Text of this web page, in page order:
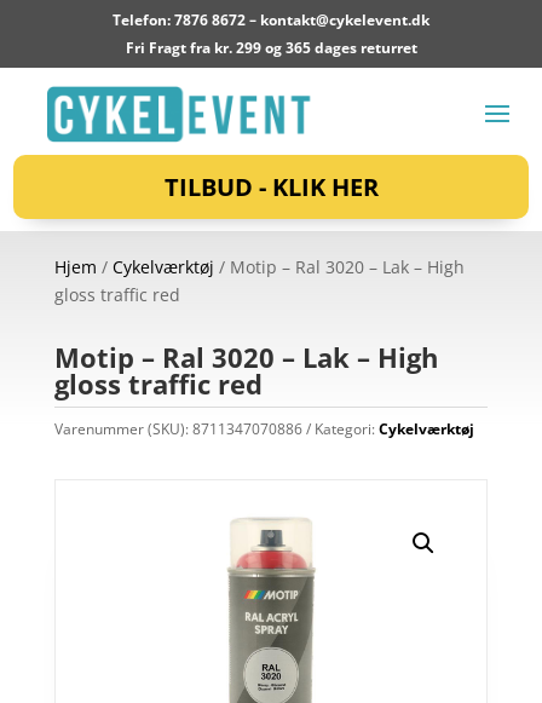
Telefon: 7876 8672 – kontakt@cykelevent.dk
Fri Fragt fra kr. 299 og 365 dages returret
TILBUD - KLIK HER
Hjem / Cykelværktøj / Motip – Ral 3020 – Lak – High
gloss traffic red
Motip – Ral 3020 – Lak – High
gloss traffic red
Varenummer (SKU):8711347070886 Kategori:Cykelværktøj